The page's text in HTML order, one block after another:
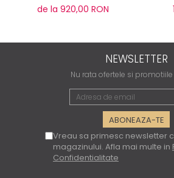
de la 920,00 RON
NEWSLETTER
Nu rata ofertele si
Vreau sa primesc newsletter
magazinului. Afla mai multe in
Confidentialitate